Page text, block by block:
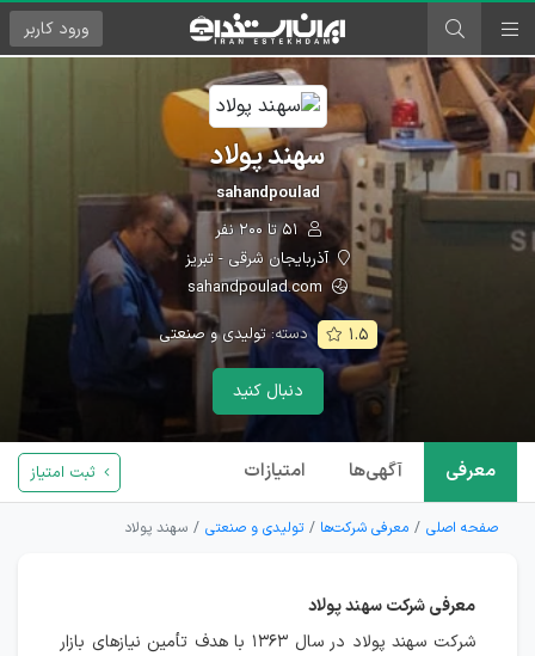
ورود کاربر
سهند پولاد
sahandpoulad
۵۱ تا ۲۰۰ نفر
آذربایجان شرقی - تبریز
sahandpoulad.com
۱.۵ دسته:تولیدی و صنعتی
دنبال کنید
معرفی آگهی‌ها امتیازات ثبت امتیاز
صفحه اصلی معرفی شرکت‌ها تولیدی و صنعتی سهند پولاد
معرفی شرکت سهند پولاد
شرکت سهند پولاد در سال ۱۳۶۳ با هدف تأمین نیازهای بازار